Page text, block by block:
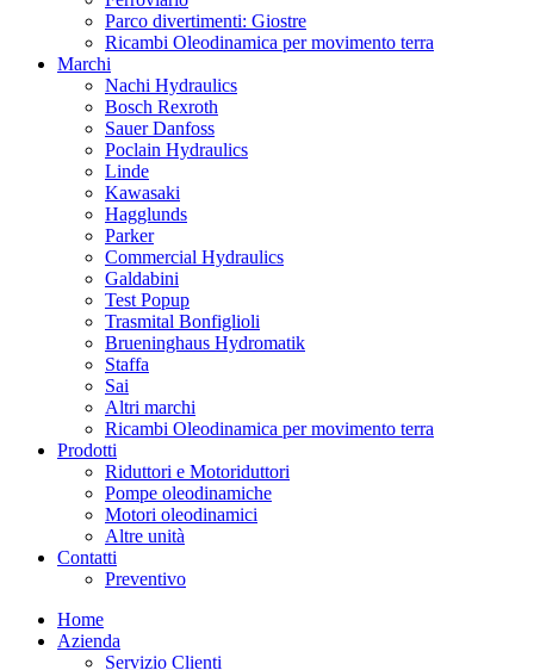
Parco divertimenti: Giostre
Ricambi Oleodinamica per movimento terra
Marchi
Nachi Hydraulics
Bosch Rexroth
Sauer Danfoss
Poclain Hydraulics
Linde
Kawasaki
Hagglunds
Parker
Commercial Hydraulics
Galdabini
Test Popup
Trasmital Bonfiglioli
Brueninghaus Hydromatik
Staffa
Sai
Altri marchi
Ricambi Oleodinamica per movimento terra
Prodotti
Riduttori e Motoriduttori
Pompe oleodinamiche
Motori oleodinamici
Altre unità
Contatti
Preventivo
Home
Azienda
Servizio Clienti